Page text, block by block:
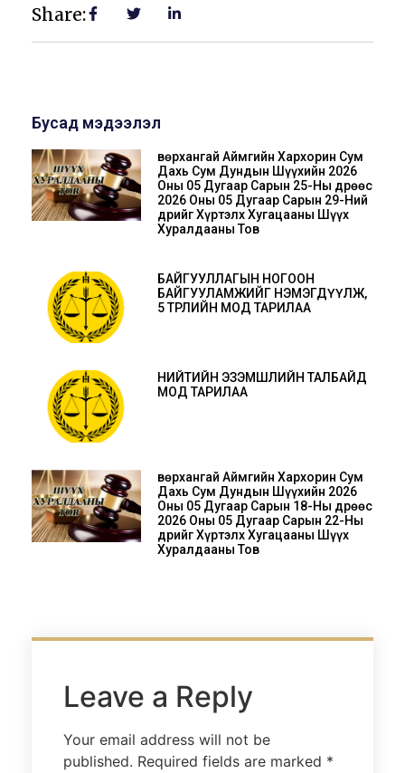
Share:
Бусад мэдээлэл
Өвөрхангай Аймгийн Хархорин Сум
Дахь Сум Дундын Шүүхийн 2026
Оны 05 Дугаар Сарын 25-Ны Өдрөөс
2026 Оны 05 Дугаар Сарын 29-Ний
Өдрийг Хүртэлх Хугацааны Шүүх
Хуралдааны Тов
БАЙГУУЛЛАГЫН НОГООН
БАЙГУУЛАМЖИЙГ НЭМЭГДҮҮЛЖ,
5 ТӨРЛИЙН МОД ТАРИЛАА
НИЙТИЙН ЭЗЭМШЛИЙН ТАЛБАЙД
МОД ТАРИЛАА
Өвөрхангай Аймгийн Хархорин Сум
Дахь Сум Дундын Шүүхийн 2026
Оны 05 Дугаар Сарын 18-Ны Өдрөөс
2026 Оны 05 Дугаар Сарын 22-Ны
Өдрийг Хүртэлх Хугацааны Шүүх
Хуралдааны Тов
Leave a Reply
Your email address will not be
published. Required fields are marked *